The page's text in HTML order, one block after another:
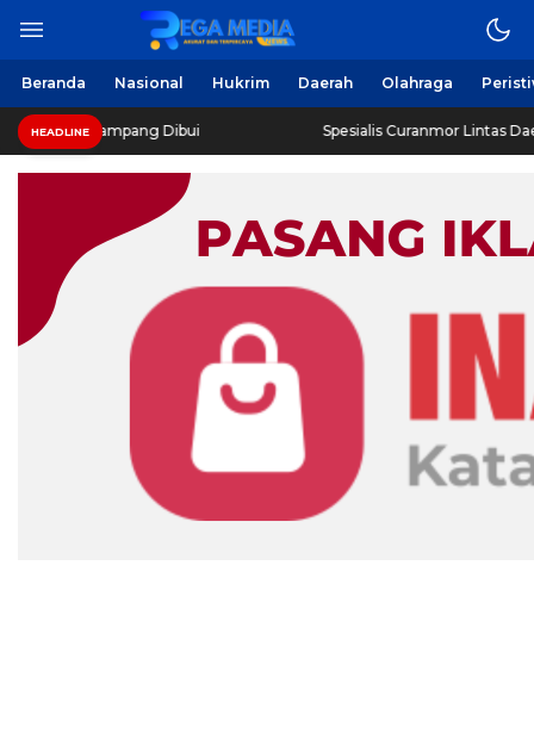
Beranda Nasional Hukrim Daerah Olahraga
HEADLINE
Dibui Spesialis Curanmor Lintas Daerah